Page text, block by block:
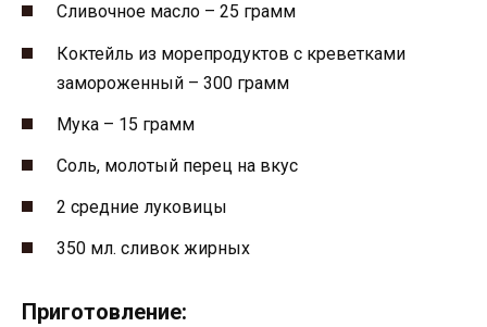
Сливочное масло – 25 грамм
Коктейль из морепродуктов с креветками
замороженный – 300 грамм
Мука – 15 грамм
Соль, молотый перец на вкус
2 средние луковицы
350 мл. сливок жирных
Приготовление: